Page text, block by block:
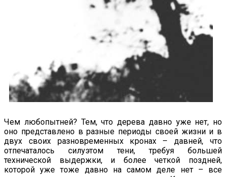
Чем любопытней? Тем, что дерева давно уже нет, но
оно представлено в разные периоды своей жизни и в
двух своих разновременных кронах – давней, что
отпечаталось силуэтом тени, требуя большей
технической выдержки, и более четкой поздней,
которой уже тоже давно на самом деле нет – все